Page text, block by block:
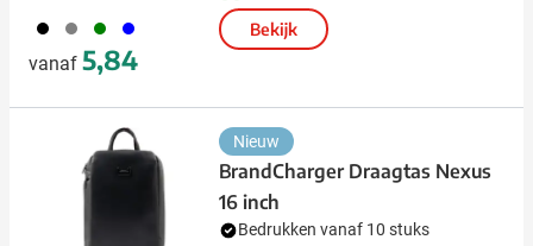
001 003 004 005
vanaf 5,84
Bekijk
Nieuw
BrandCharger Draagtas Nexus
16 inch
Bedrukken vanaf 10 stuks